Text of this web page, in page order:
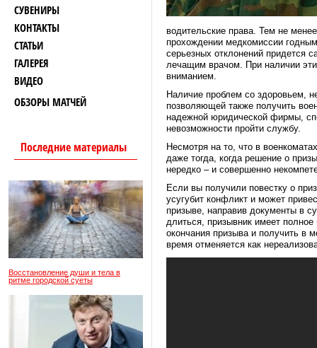
СУВЕНИРЫ
КОНТАКТЫ
СТАТЬИ
ГАЛЕРЕЯ
ВИДЕО
ОБЗОРЫ МАТЧЕЙ
Последние материалы
Восстановление души и тела в
ритме городской суеты
водительские права. Тем не
прохождении медкомиссии
серьезных отклонений придется
лечащим врачом. При наличии
вниманием.
Наличие проблем со здоровьем,
позволяющей также получить
надежной юридической фирмы,
невозможности пройти службу.
Несмотря на то, что в
даже тогда, когда решение о
нередко – и совершенно
Если вы получили повестку о
усугубит конфликт и может
призыве, направив документы в
длиться, призывник имеет
окончания призыва и получить в
время отменяется как